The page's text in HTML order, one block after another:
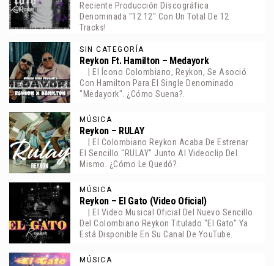
Reciente Producción Discográfica
Denominada "12 12" Con Un Total De 12
Tracks!
SIN CATEGORÍA
Reykon Ft. Hamilton – Medayork
| El Ícono Colombiano, Reykon, Se Asoció
Con Hamilton Para El Single Denominado
"Medayork". ¿Cómo Suena?.
MÚSICA
Reykon – RULAY
| El Colombiano Reykon Acaba De Estrenar
El Sencillo "RULAY" Junto Al Videoclip Del
Mismo. ¿Cómo Le Quedó?.
MÚSICA
Reykon – El Gato (Video Oficial)
| El Video Musical Oficial Del Nuevo Sencillo
Del Colombiano Reykon Titulado "El Gato" Ya
Está Disponible En Su Canal De YouTube.
MÚSICA